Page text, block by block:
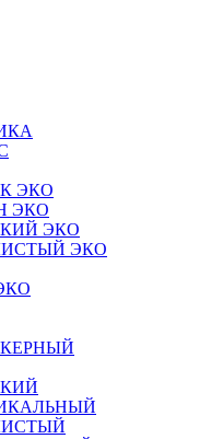
ЭКО
ЭКО
ЭКО
ЭКО